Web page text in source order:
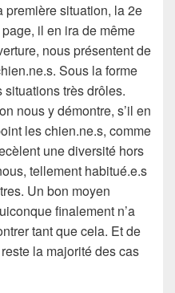
première situation, la 2e
il en ira de même
nous présentent de
Sous la forme
très drôles.
nous y démontre, s’il en
les chien.ne.s, comme
une diversité hors
tellement habitué.e.s
Un bon moyen
finalement n’a
tant que cela. Et de
la majorité des cas